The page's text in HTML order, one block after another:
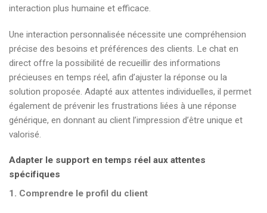
interaction plus humaine et efficace.
Une interaction personnalisée nécessite une compréhension
précise des besoins et préférences des clients. Le chat en
direct offre la possibilité de recueillir des informations
précieuses en temps réel, afin d’ajuster la réponse ou la
solution proposée. Adapté aux attentes individuelles, il permet
également de prévenir les frustrations liées à une réponse
générique, en donnant au client l’impression d’être unique et
valorisé.
Adapter le support en temps réel aux attentes
spécifiques
1. Comprendre le profil du client